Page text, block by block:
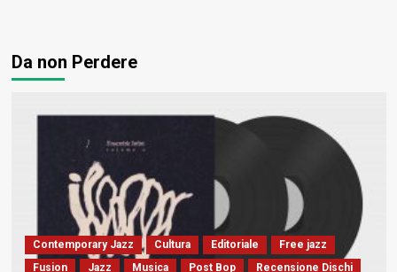
Da non Perdere
Contemporary Jazz Cultura Editoriale
Free jazz
Fusion
Jazz Musica Post Bop
Recensione Dischi